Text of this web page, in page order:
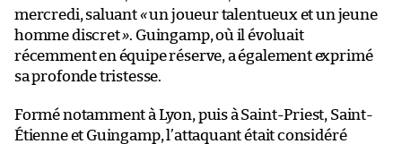
mercredi, saluant«un joueur talentueux et un jeune
homme discret». Guingamp, où il évoluait
récemment en équipe réserve, a également exprimé
sa profonde tristesse.
Formé notamment à Lyon, puis à Saint-Priest, Saint-
Étienne et Guingamp, l’attaquant était considéré